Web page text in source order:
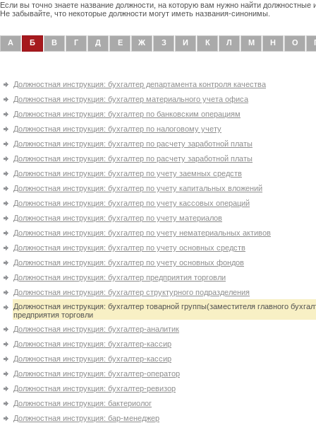
Если вы точно знаете название должности, на которую вам нужно найти
Не забывайте, что некоторые должности могут иметь названия-синонимы.
А Б В Г Д Е Ж З И К Л М Н О
Должностная инструкция: бухгалтер департамента контроля качества
Должностная инструкция: бухгалтер материального учета офиса
Должностная инструкция: бухгалтер по банковским операциям
Должностная инструкция: бухгалтер по налоговому учету
Должностная инструкция: бухгалтер по расчету заработной платы
Должностная инструкция: бухгалтер по расчету заработной платы
Должностная инструкция: бухгалтер по учету заемных средств
Должностная инструкция: бухгалтер по учету капитальных вложений
Должностная инструкция: бухгалтер по учету кассовых операций
Должностная инструкция: бухгалтер по учету материалов
Должностная инструкция: бухгалтер по учету нематериальных активов
Должностная инструкция: бухгалтер по учету основных средств
Должностная инструкция: бухгалтер по учету основных фондов
Должностная инструкция: бухгалтер предприятия торговли
Должностная инструкция: бухгалтер структурного подразделения
Должностная инструкция: бухгалтер товарной группы(заместителя главного
предприятия торговли
Должностная инструкция: бухгалтер-аналитик
Должностная инструкция: бухгалтер-кассир
Должностная инструкция: бухгалтер-кассир
Должностная инструкция: бухгалтер-оператор
Должностная инструкция: бухгалтер-ревизор
Должностная инструкция: бактериолог
Должностная инструкция: бар-менеджер